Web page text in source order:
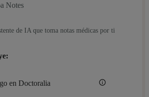
Notes
de IA que toma notas médicas por ti
en Doctoralia